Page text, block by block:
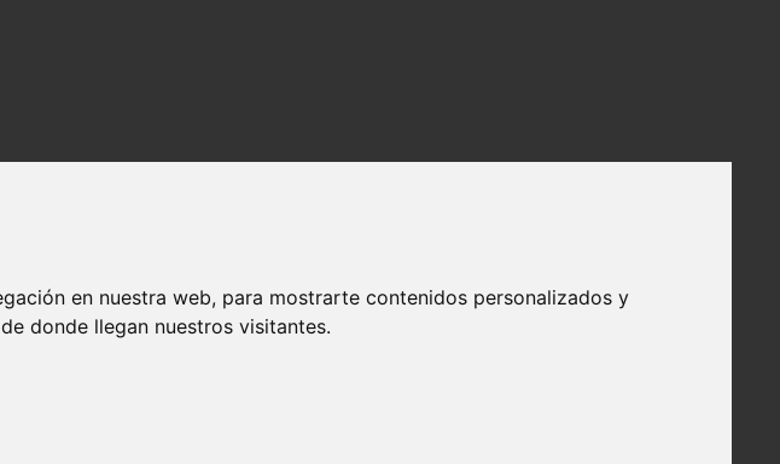
en nuestra web, para mostrarte contenidos personalizados y
donde llegan nuestros visitantes.